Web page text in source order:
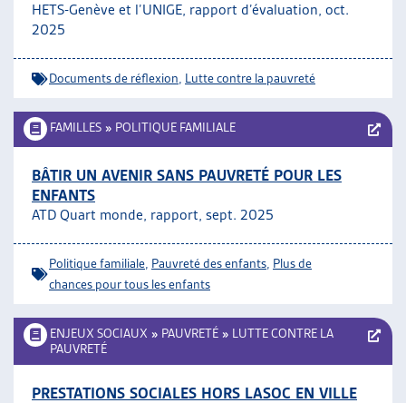
HETS-Genève et l’UNIGE, rapport d’évaluation, oct.
2025
Documents de réflexion Lutte contre la pauvreté
FAMILLES » POLITIQUE FAMILIALE
BÂTIR UN AVENIR SANS PAUVRETÉ POUR LES
ENFANTS
ATD Quart monde, rapport, sept. 2025
Politique familiale Pauvreté des enfants Plus de
chances pour tous les enfants
ENJEUX SOCIAUX » PAUVRETÉ » LUTTE CONTRE LA
PAUVRETÉ
PRESTATIONS SOCIALES HORS LASOC EN VILLE